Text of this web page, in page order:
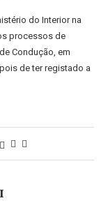
do Interior na
processos de
Condução, em
de ter registado a